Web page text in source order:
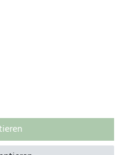
GmbH